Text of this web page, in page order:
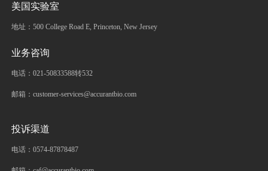
美国实验室
地址：500 College Road E, Princeton, New Jersey
业务咨询
电话：021-50833588转532
邮箱：customer-services@accurantbio.com
投诉渠道
电话：0574-87878487